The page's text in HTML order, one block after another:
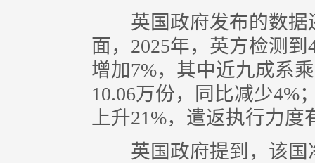
英国政府发布的数据
面，2025年，英方检测
增加7%，其中近九成系
10.06万份，同比减少4%
上升21%，遣返执行力度
英国政府提到，该国